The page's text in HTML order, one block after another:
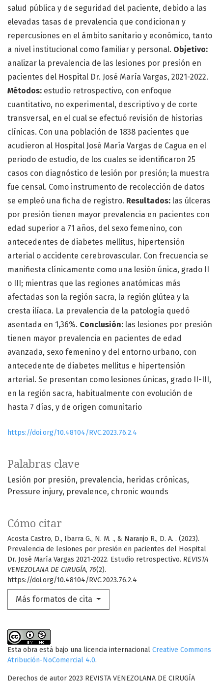
Palabras clave
Lesión por presión prevalencia
heridas crónicas
Pressure injury prevalence chronic wounds
Cómo citar
Acosta Castro, D., Ibarra G., N. M. ., & Naranjo R., D. A. . (2023).
Prevalencia de lesiones por presión en pacientes del Hospital
Dr. José María Vargas 2021-2022. Estudio retrospectivo. REVISTA
VENEZOLANA DE CIRUGÍA, 76(2).
https://doi.org/10.48104/RVC.2023.76.2.4
Más formatos de cita
salud pública y de seguridad del paciente, debido a las
elevadas tasas de prevalencia que condicionan y
repercusiones en el ámbito sanitario y económico, tanto
a nivel institucional como familiar y personal. Objetivo:
analizar la prevalencia de las lesiones por presión en
pacientes del Hospital Dr. José María Vargas, 2021-2022.
Métodos: estudio retrospectivo, con enfoque
cuantitativo, no experimental, descriptivo y de corte
transversal, en el cual se efectuó revisión de historias
clínicas. Con una población de 1838 pacientes que
acudieron al Hospital José María Vargas de Cagua en el
periodo de estudio, de los cuales se identificaron 25
casos con diagnóstico de lesión por presión; la muestra
fue censal. Como instrumento de recolección de datos
se empleó una ficha de registro. Resultados: las úlceras
por presión tienen mayor prevalencia en pacientes con
edad superior a 71 años, del sexo femenino, con
antecedentes de diabetes mellitus, hipertensión
arterial o accidente cerebrovascular. Con frecuencia se
manifiesta clínicamente como una lesión única, grado II
o III; mientras que las regiones anatómicas más
afectadas son la región sacra, la región glútea y la
cresta ilíaca. La prevalencia de la patología quedó
asentada en 1,36%. Conclusión: las lesiones por presión
tienen mayor prevalencia en pacientes de edad
avanzada, sexo femenino y del entorno urbano, con
antecedente de diabetes mellitus e hipertensión
arterial. Se presentan como lesiones únicas, grado II-III,
en la región sacra, habitualmente con evolución de
hasta 7 días, y de origen comunitario
https://doi.org/10.48104/RVC.2023.76.2.4
Esta obra está bajo una licencia internacional Creative Commons
Atribución-NoComercial 4.0.
Derechos de autor 2023 REVISTA VENEZOLANA DE CIRUGÍA